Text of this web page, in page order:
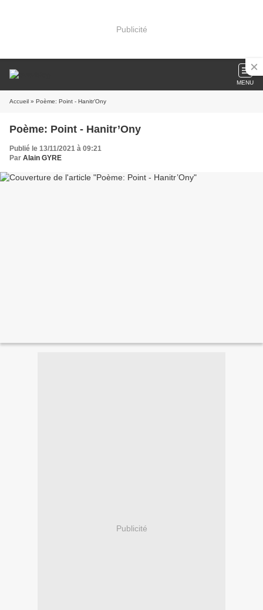
Publicité
MENU
Accueil » Poème: Point - Hanitr’Ony
Poème: Point - Hanitr’Ony
Publié le 13/11/2021 à 09:21
Par Alain GYRE
Publicité